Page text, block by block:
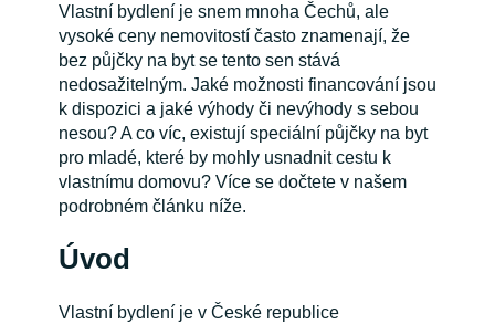
Vlastní bydlení je snem mnoha Čechů, ale
vysoké ceny nemovitostí často znamenají, že
bez půjčky na byt se tento sen stává
nedosažitelným. Jaké možnosti financování jsou
k dispozici a jaké výhody či nevýhody s sebou
nesou? A co víc, existují speciální půjčky na byt
pro mladé, které by mohly usnadnit cestu k
vlastnímu domovu? Více se dočtete v našem
podrobném článku níže.
Úvod
Vlastní bydlení je v České republice